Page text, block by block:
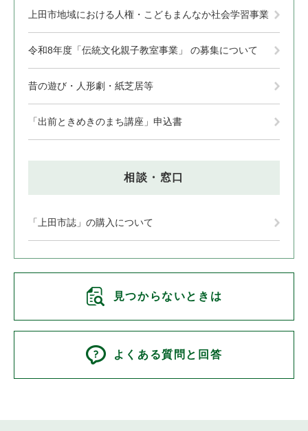
上田市地域における人権・こどもまんなか社会学習事業
令和8年度「伝統文化親子教室事業」 の募集について
昔の遊び・人形劇・紙芝居等
「出前ときめきのまち講座」申込書
相談・窓口
「上田市誌」の購入について
見つからないときは
よくある質問と回答